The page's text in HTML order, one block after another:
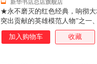
★永不磨灭的红色经典，响彻
突出贡献的英雄模范人物”之
成功改编成电视剧、电影、动
工程”特别奖。★央视国庆特
新华书店总店旗舰店
加入购物车 收藏